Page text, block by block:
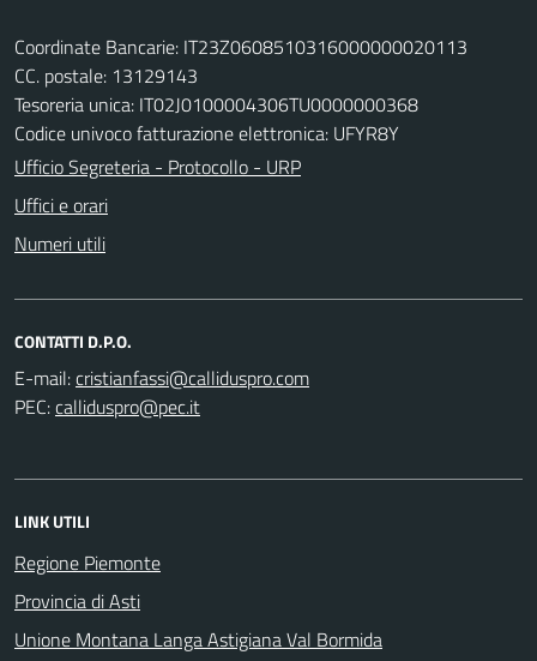
Coordinate Bancarie: IT23Z0608510316000000020113
CC. postale: 13129143
Tesoreria unica: IT02J0100004306TU0000000368
Codice univoco fatturazione elettronica: UFYR8Y
Ufficio Segreteria - Protocollo - URP
Uffici e orari
Numeri utili
CONTATTI D.P.O.
E-mail:
PEC:
LINK UTILI
Regione Piemonte
Provincia di Asti
Unione Montana Langa Astigiana Val Bormida